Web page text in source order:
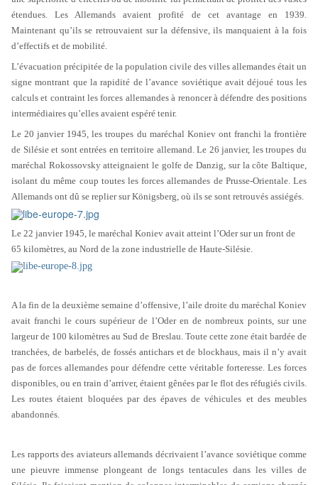
étendues. Les Allemands avaient profité de cet avantage en 1939.
Maintenant qu’ils se retrouvaient sur la défensive, ils manquaient à la fois
d’effectifs et de mobilité.
L’évacuation précipitée de la population civile des villes allemandes était un
signe montrant que la rapidité de l’avance soviétique avait déjoué tous les
calculs et contraint les forces allemandes à renoncer à défendre des positions
intermédiaires qu’elles avaient espéré tenir.
Le 20 janvier 1945, les troupes du maréchal Koniev ont franchi la frontière
de Silésie et sont entrées en territoire allemand. Le 26 janvier, les troupes du
maréchal Rokossovsky atteignaient le golfe de Danzig, sur la côte Baltique,
isolant du même coup toutes les forces allemandes de Prusse-Orientale. Les
Allemands ont dû se replier sur Königsberg, où ils se sont retrouvés assiégés.
Le 22 janvier 1945, le maréchal Koniev avait atteint l’Oder sur un front de
65 kilomètres, au Nord de la zone industrielle de Haute-Silésie.
A la fin de la deuxième semaine d’offensive, l’aile droite du maréchal Koniev
avait franchi le cours supérieur de l’Oder en de nombreux points, sur une
largeur de 100 kilomètres au Sud de Breslau. Toute cette zone était bardée de
tranchées, de barbelés, de fossés antichars et de blockhaus, mais il n’y avait
pas de forces allemandes pour défendre cette véritable forteresse. Les forces
disponibles, ou en train d’arriver, étaient gênées par le flot des réfugiés civils.
Les routes étaient bloquées par des épaves de véhicules et des meubles
abandonnés.
Les rapports des aviateurs allemands décrivaient l’avance soviétique comme
une pieuvre immense plongeant de longs tentacules dans les villes de